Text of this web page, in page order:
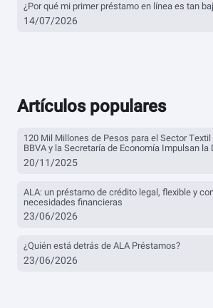
¿Por qué mi primer préstamo en línea es tan
14/07/2026
Artículos populares
120 Mil Millones de Pesos para el Sector Textil
BBVA y la Secretaría de Economía Impulsan la
Financiamiento
20/11/2025
ALA: un préstamo de crédito legal, flexible y
necesidades financieras
23/06/2026
¿Quién está detrás de ALA Préstamos?
23/06/2026